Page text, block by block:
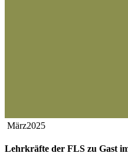
März2025
Lehrkräfte der FLS zu Gast